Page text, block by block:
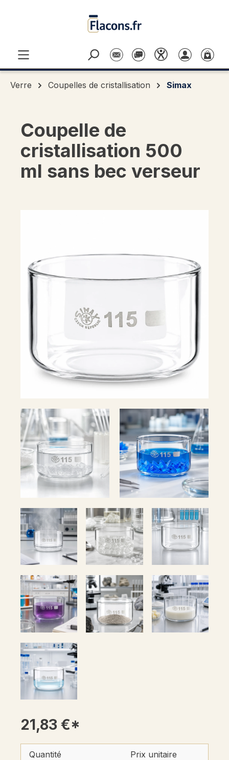
Verre Coupelles de cristallisation Simax
Coupelle de
cristallisation 500
ml sans bec verseur
21,83 €*
Quantité Prix unitaire